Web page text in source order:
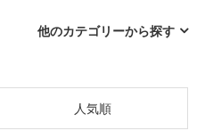
他のカテゴリーから探す
人気順